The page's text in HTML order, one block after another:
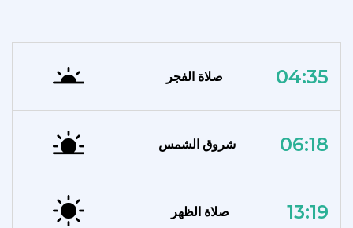
صلاة الفجر 04:35
شروق الشمس 06:18
صلاة الظهر 13:19